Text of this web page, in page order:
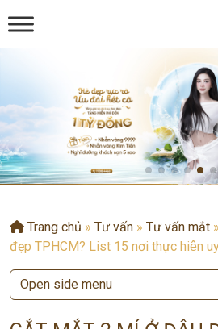
Trang chủ » Tư vấn » Tư vấn mắt »
đẹp TPHCM? List 15 nơi thực hiện
Open side menu